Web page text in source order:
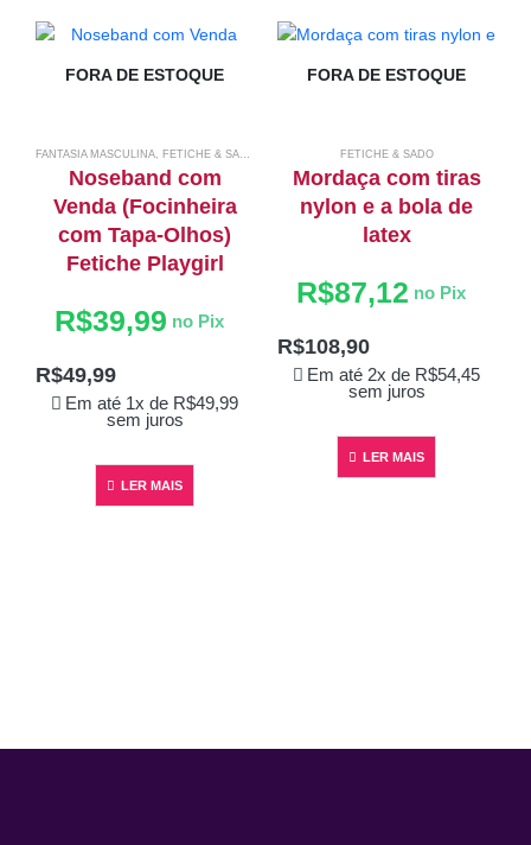
FORA DE ESTOQUE
FANTASIA MASCULINA, FETICHE & SADO
Noseband com
Venda (Focinheira
com Tapa-Olhos)
Fetiche Playgirl
R$49,99
Em até 1x de R$49,99
sem juros
R$39,99 no Pix
LER MAIS
FORA DE ESTOQUE
FETICHE & SADO
Mordaça com tiras
nylon e a bola de
latex
R$108,90
Em até 2x de R$54,45
sem juros
R$87,12 no Pix
LER MAIS